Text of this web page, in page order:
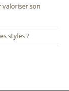
valoriser son
styles ?